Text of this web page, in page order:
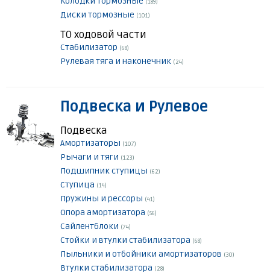
(189)
Диски тормозные (101)
ТО ходовой части
Стабилизатор (68)
Рулевая тяга и наконечник (24)
Подвеска и Рулевое
Подвеска
Амортизаторы (107)
Рычаги и тяги (123)
Подшипник ступицы (62)
Ступица (14)
Пружины и рессоры (41)
Опора амортизатора (56)
Сайлентблоки (74)
Стойки и втулки стабилизатора (68)
Пыльники и отбойники амортизаторов (30)
Втулки стабилизатора (28)